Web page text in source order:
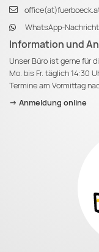
WhatsApp-Nachricht
Information und
Unser Büro ist gerne für
Mo. bis Fr. täglich 14:30
Termine am Vormittag
-> Anmeldung online